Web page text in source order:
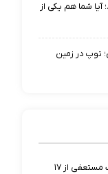
آیا شما هم یکی از
توپ در زمین
حمله حوثی‌ها به نیروهای یمن؛ دولت مستعفی از ۱۷